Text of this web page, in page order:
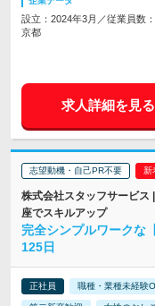
設立：2024年3月／従業員数
京都
求人詳細を見る
志望動機・自己PR不要
株式会社スタッフサービス
座でスキルアップ
完全シンプルワークな
125日
正社員 職種・業種未経験